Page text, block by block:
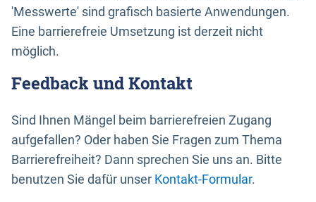
'Messwerte' sind grafisch basierte Anwendungen.
Eine barrierefreie Umsetzung ist derzeit nicht
möglich.
Feedback und Kontakt
Sind Ihnen Mängel beim barrierefreien Zugang
aufgefallen? Oder haben Sie Fragen zum Thema
Barrierefreiheit? Dann sprechen Sie uns an. Bitte
benutzen Sie dafür unser Kontakt-Formular.